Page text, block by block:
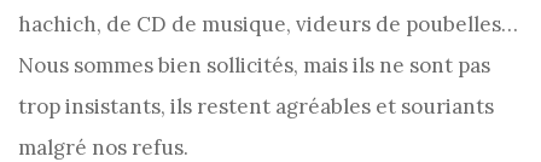
hachich, de CD de musique, videurs de poubelles…
Nous sommes bien sollicités, mais ils ne sont pas
trop insistants, ils restent agréables et souriants
malgré nos refus.